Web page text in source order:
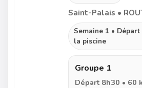
Saint-Palais •
Semaine 1 •
la piscine
Groupe 1
Départ 8h30 • 60